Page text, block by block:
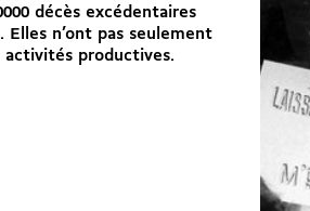
décès excédentaires
Elles n’ont pas seulement
activités productives.